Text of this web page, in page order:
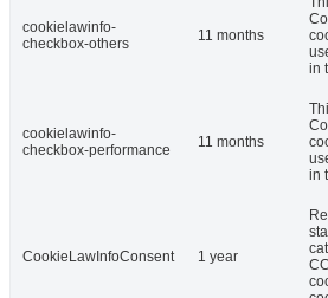
cookielawinfo-
checkbox-others
11 months
in
cookielawinfo-
checkbox-performance
11 months
in
CookieLawInfoConsent 1 year